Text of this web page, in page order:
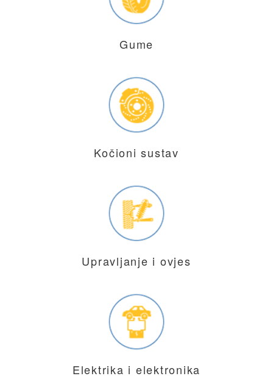
Gume
Kočioni sustav
Upravljanje i ovjes
Elektrika i elektronika